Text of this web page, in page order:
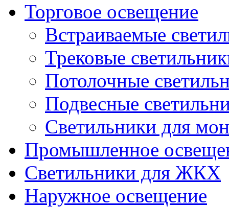
Торговое освещение
Встраиваемые
Трековые
Потолочные
Подвесные
Светильники для
Промышленное
Светильники для ЖКХ
Наружное освещение